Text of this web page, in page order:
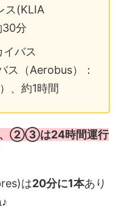
ス(KLIA
分
バス
ス（Aerobus）：
、約1時間
、②③は24時間運行
は20分に1本あり